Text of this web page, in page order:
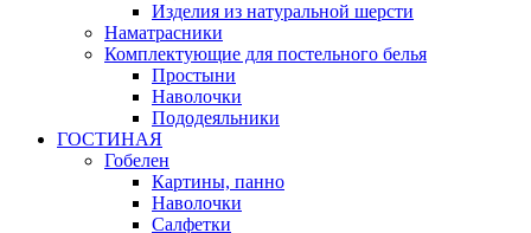
Изделия из натуральной шерсти
Наматраcники
Комплектующие для постельного белья
Простыни
Наволочки
Пододеяльники
ГОСТИНАЯ
Гобелен
Картины, панно
Наволочки
Салфетки